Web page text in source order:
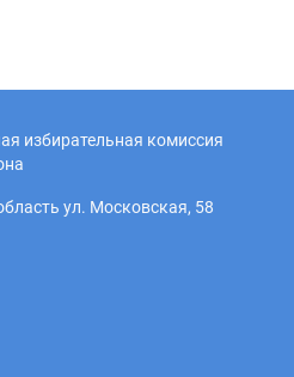
избирательная комиссия
ул. Московская, 58